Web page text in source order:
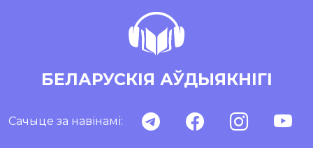
БЕЛАРУСКІЯ АЎДЫЯКНІГІ
Сачыце за навінамі: